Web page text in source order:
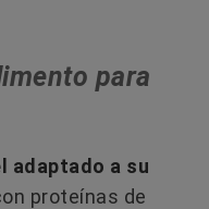
para
adaptado a su
proteínas de